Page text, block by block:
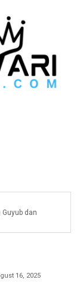
dan
16, 2025